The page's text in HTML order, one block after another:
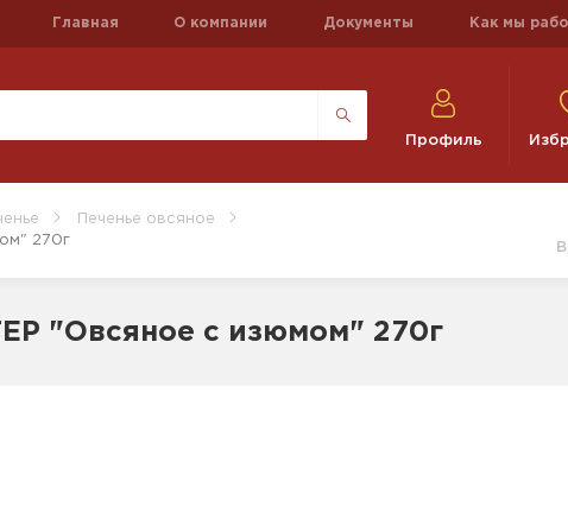
Главная О компании Документы Как мы
Профиль
Печенье овсяное
270г
"Овсяное с изюмом" 270г